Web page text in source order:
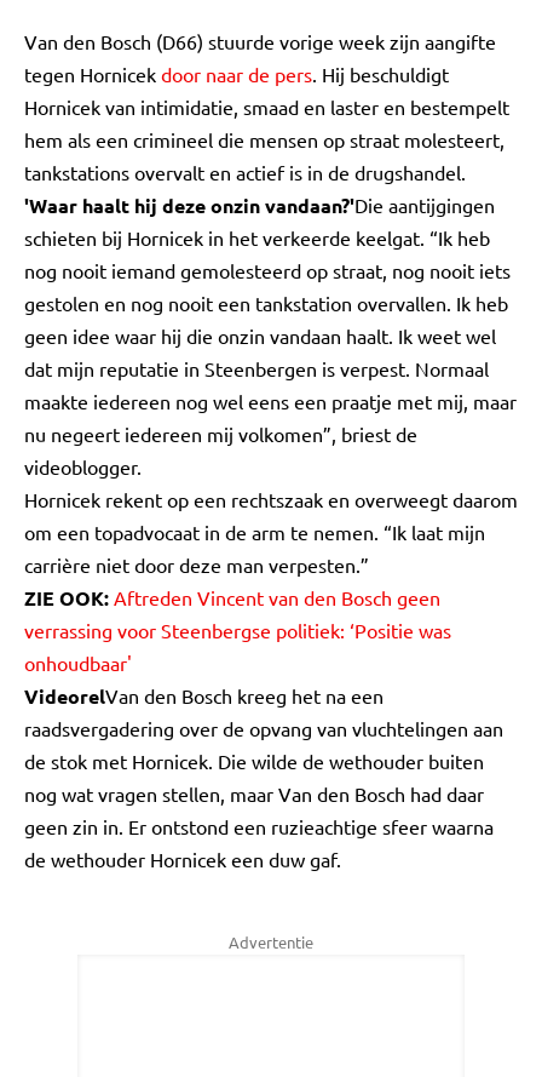
Van den Bosch (D66) stuurde vorige week zijn aangifte
tegen Hornicek door naar de pers. Hij beschuldigt
Hornicek van intimidatie, smaad en laster en bestempelt
hem als een crimineel die mensen op straat molesteert,
tankstations overvalt en actief is in de drugshandel.
'Waar haalt hij deze onzin vandaan?'Die aantijgingen
schieten bij Hornicek in het verkeerde keelgat. “Ik heb
nog nooit iemand gemolesteerd op straat, nog nooit iets
gestolen en nog nooit een tankstation overvallen. Ik heb
geen idee waar hij die onzin vandaan haalt. Ik weet wel
dat mijn reputatie in Steenbergen is verpest. Normaal
maakte iedereen nog wel eens een praatje met mij, maar
nu negeert iedereen mij volkomen”, briest de
videoblogger.
Hornicek rekent op een rechtszaak en overweegt daarom
om een topadvocaat in de arm te nemen. “Ik laat mijn
carrière niet door deze man verpesten.”
ZIE OOK: Aftreden Vincent van den Bosch geen
verrassing voor Steenbergse politiek: ‘Positie was
onhoudbaar'
VideorelVan den Bosch kreeg het na een
raadsvergadering over de opvang van vluchtelingen aan
de stok met Hornicek. Die wilde de wethouder buiten
nog wat vragen stellen, maar Van den Bosch had daar
geen zin in. Er ontstond een ruzieachtige sfeer waarna
de wethouder Hornicek een duw gaf.
Advertentie